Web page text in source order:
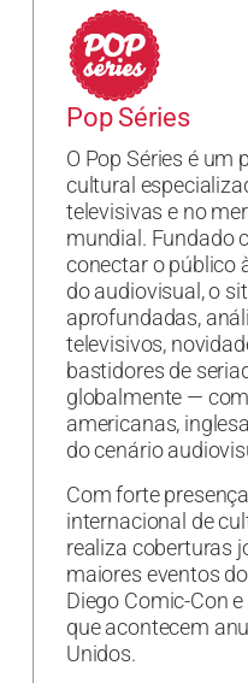
Pop Séries
O Pop Séries é um
cultural
televisivas e no
mundial. Fundado
conectar o público
do audiovisual, o
aprofundadas,
televisivos,
bastidores de
globalmente —
americanas,
do cenário
Com forte
internacional de
realiza coberturas
maiores eventos
Diego Comic-Con
que acontecem
Unidos.